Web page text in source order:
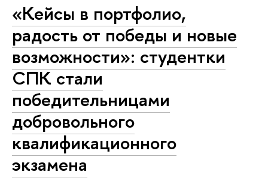
«Кейсы в портфолио,
радость от победы и новые
возможности»: студентки
СПК стали
победительницами
добровольного
квалификационного
экзамена